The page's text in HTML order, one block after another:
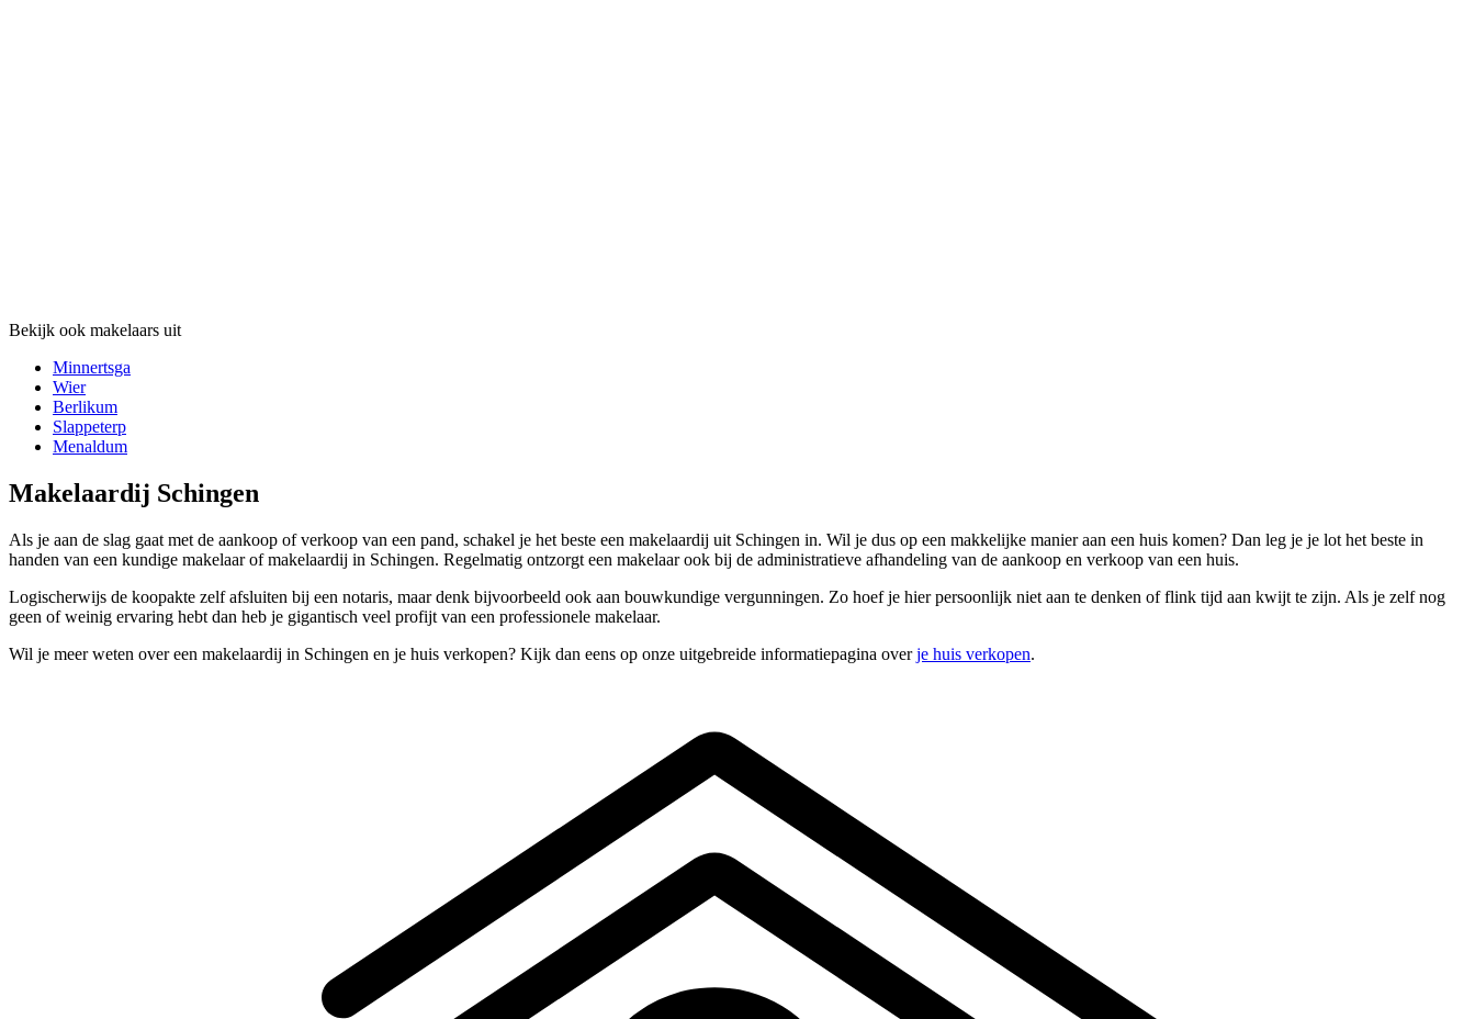
Bekijk ook makelaars uit
Minnertsga
Wier
Berlikum
Slappeterp
Menaldum
Makelaardij Schingen
Als je aan de slag gaat met de aankoop of verkoop van een pand, schakel je het beste een makelaardij uit Schingen in. Wil je dus op een makkelijke manier aan een huis komen? Dan leg je je lot het beste in
handen van een kundige makelaar of makelaardij in Schingen. Regelmatig ontzorgt een makelaar ook bij de administratieve afhandeling van de aankoop en verkoop van een huis.
Logischerwijs de koopakte zelf afsluiten bij een notaris, maar denk bijvoorbeeld ook aan bouwkundige vergunningen. Zo hoef je hier persoonlijk niet aan te denken of flink tijd aan kwijt te zijn. Als je zelf nog
geen of weinig ervaring hebt dan heb je gigantisch veel profijt van een professionele makelaar.
Wil je meer weten over een makelaardij in Schingen en je huis verkopen? Kijk dan eens op onze uitgebreide informatiepagina overje huis verkopen.